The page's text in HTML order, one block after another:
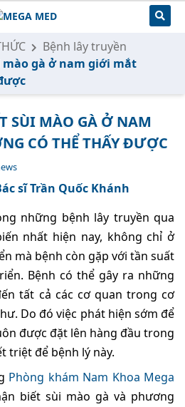
Bệnh lây truyền
mào gà ở nam giới mắt
SÙI MÀO GÀ Ở NAM
CÓ THỂ THẤY ĐƯỢC
sĩ Trần Quốc Khánh
những bệnh lây truyền qua
nhất hiện nay, không chỉ ở
mà bệnh còn gặp với tần suất
Bệnh có thể gây ra những
tất cả các cơ quan trong cơ
Do đó việc phát hiện sớm để
được đặt lên hàng đầu trong
triệt để bệnh lý này.
Phòng khám Nam Khoa Mega
biết sùi mào gà và phương